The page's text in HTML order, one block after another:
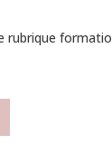
rubrique